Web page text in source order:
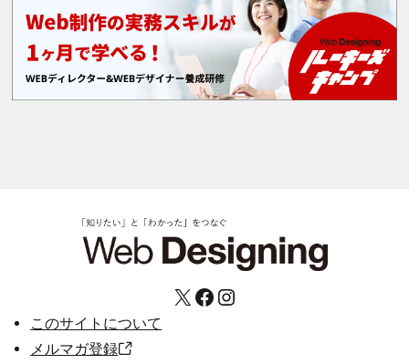
X Facebook Instagram
このサイトについて
メルマガ登録